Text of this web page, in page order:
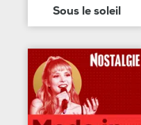
Sous le soleil